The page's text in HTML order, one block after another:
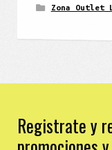
Zona Outlet
Registrate y